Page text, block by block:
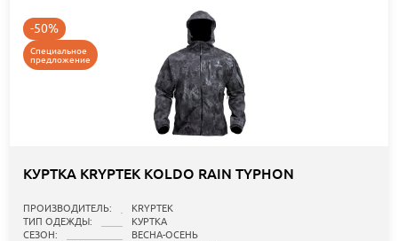
-50%
Специальное
предложение
КУРТКА KRYPTEK KOLDO RAIN TYPHON
ПРОИЗВОДИТЕЛЬ:
KRYPTEK
ТИП ОДЕЖДЫ:
КУРТКА
СЕЗОН:
ВЕСНА-ОСЕНЬ